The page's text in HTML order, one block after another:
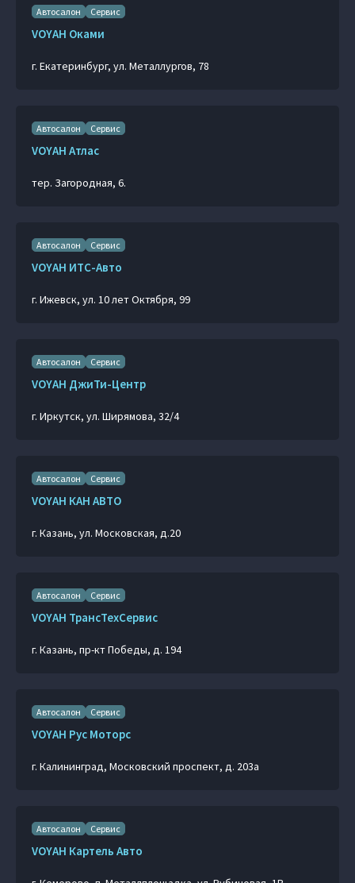
Автосалон Сервис
VOYAH Оками
г. Екатеринбург, ул. Металлургов, 78
Автосалон Сервис
VOYAH Атлас
тер. Загородная, 6.
Автосалон Сервис
VOYAH ИТС-Авто
г. Ижевск, ул. 10 лет Октября, 99
Автосалон Сервис
VOYAH ДжиТи-Центр
г. Иркутск, ул. Ширямова, 32/4
Автосалон Сервис
VOYAH КАН АВТО
г. Казань, ул. Московская, д.20
Автосалон Сервис
VOYAH ТрансТехСервис
г. Казань, пр-кт Победы, д. 194
Автосалон Сервис
VOYAH Рус Моторс
г. Калининград, Московский проспект, д. 203а
Автосалон Сервис
VOYAH Картель Авто